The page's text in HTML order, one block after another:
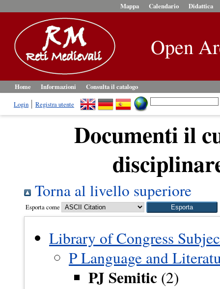
Mappa Calendario Didattica
Open
Home Informazioni
Consulta il catalogo
Login
Registra utente
Documenti il
Torna al livello superiore
Esporta come
Library of Congress
P Language and
PJ Semitic (2)